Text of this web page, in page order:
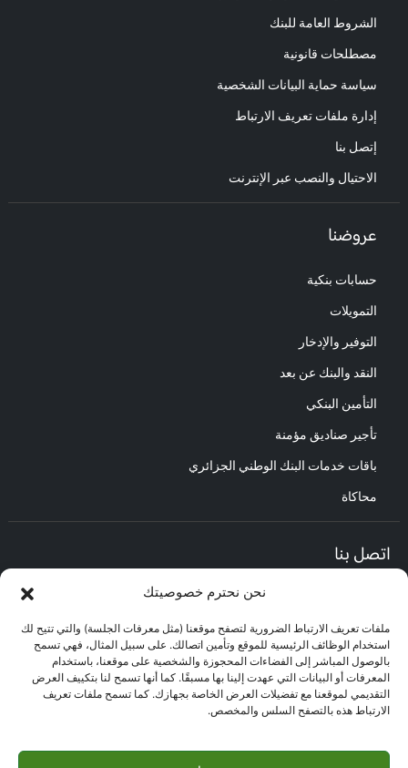
نحن نحترم خصوصيتك
ملفات تعريف الارتباط الضرورية لتصفح موقعنا (مثل معرفات الجلسة) والتي تتيح لك
استخدام الوظائف الرئيسية للموقع وتأمين اتصالك. على سبيل المثال، فهي تسمح
بالوصول المباشر إلى الفضاءات المحجوزة والشخصية على موقعنا، باستخدام
المعرفات أو البيانات التي عهدت إلينا بها مسبقًا. كما أنها تسمح لنا بتكييف العرض
التقديمي لموقعنا مع تفضيلات العرض الخاصة بجهازك. كما تسمح ملفات تعريف
الارتباط هذه بالتصفح السلس والمخصص.
الشروط العامة للبنك
مصطلحات قانونية
سياسة حماية البيانات الشخصية
إدارة ملفات تعريف الارتباط
إتصل بنا
الاحتيال والنصب عبر الإنترنت
عروضنا
حسابات بنكية
التمويلات
التوفير والإدخار
النقد والبنك عن بعد
التأمين البنكي
تأجير صناديق مؤمنة
باقات خدمات البنك الوطني الجزائري
محاكاة
اتصل بنا
مركز العلاقات مع الزبائن :
البريد الإلكتروني : CEC@bna.dz
العنوان : حي الأعمال باب الزوار.
الهاتف: 3306/0770.20.33.06
مركز الاتصال :3306